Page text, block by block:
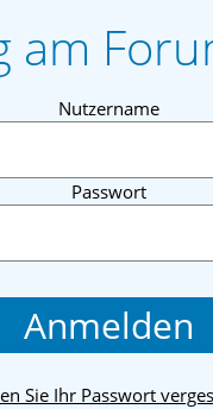
am
Nutzername
Passwort
Anmelden
Sie Ihr Passwort